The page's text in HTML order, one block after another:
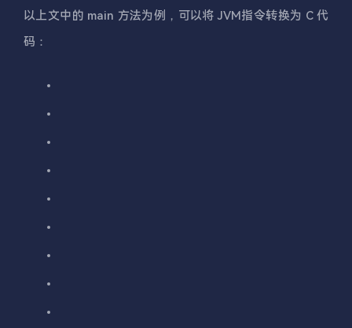
以上文中的 main 方法为例，可以将 JVM指令转换为 C 代
码：